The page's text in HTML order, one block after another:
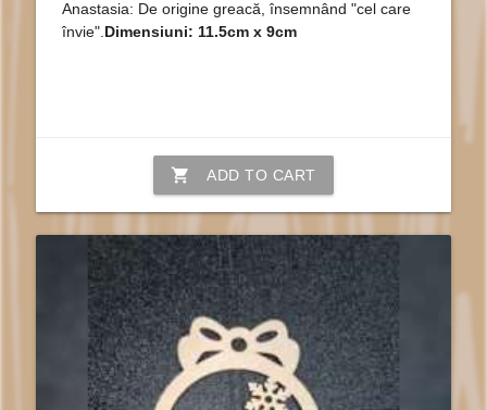
Anastasia: De origine greacă, însemnând "cel care
învie".Dimensiuni: 11.5cm x 9cm
shopping_cart ADD TO CART